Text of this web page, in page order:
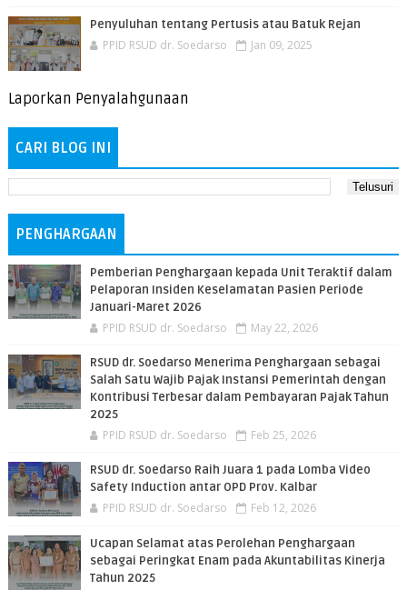
Penyuluhan tentang Pertusis atau Batuk Rejan
PPID RSUD dr. Soedarso Jan 09, 2025
Laporkan Penyalahgunaan
CARI BLOG INI
PENGHARGAAN
Pemberian Penghargaan kepada Unit Teraktif dalam
Pelaporan Insiden Keselamatan Pasien Periode
Januari-Maret 2026
PPID RSUD dr. Soedarso May 22, 2026
RSUD dr. Soedarso Menerima Penghargaan sebagai
Salah Satu Wajib Pajak Instansi Pemerintah dengan
Kontribusi Terbesar dalam Pembayaran Pajak Tahun
2025
PPID RSUD dr. Soedarso Feb 25, 2026
RSUD dr. Soedarso Raih Juara 1 pada Lomba Video
Safety Induction antar OPD Prov. Kalbar
PPID RSUD dr. Soedarso Feb 12, 2026
Ucapan Selamat atas Perolehan Penghargaan
sebagai Peringkat Enam pada Akuntabilitas Kinerja
Tahun 2025